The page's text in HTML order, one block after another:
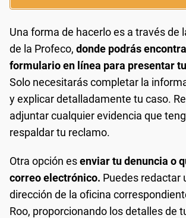
Una forma de hacerlo es a través de
de la Profeco, donde podrás
formulario en línea para presentar
Solo necesitarás completar la
y explicar detalladamente tu caso.
adjuntar cualquier evidencia que
respaldar tu reclamo.
Otra opción esenviar tu denuncia o
correo electrónico. Puedes redactar
dirección de la oficina
Roo, proporcionando los detalles de